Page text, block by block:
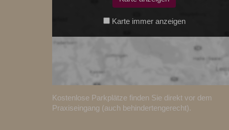
Karte immer anzeigen
Kostenlose Parkplätze finden Sie direkt vor dem
Praxiseingang (auch behindertengerecht).